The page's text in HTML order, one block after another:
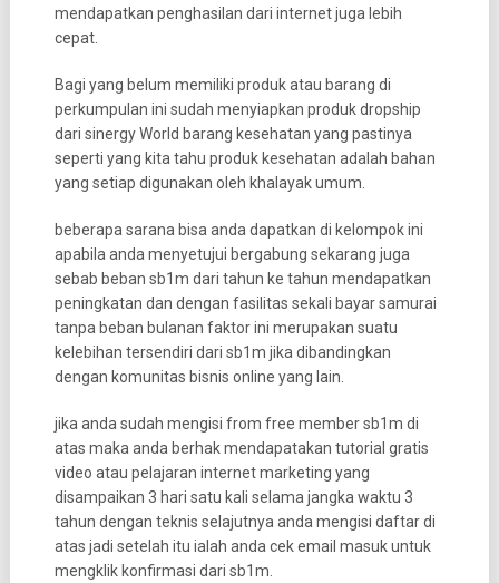
mendapatkan penghasilan dari internet juga lebih
cepat.
Bagi yang belum memiliki produk atau barang di
perkumpulan ini sudah menyiapkan produk dropship
dari sinergy World barang kesehatan yang pastinya
seperti yang kita tahu produk kesehatan adalah bahan
yang setiap digunakan oleh khalayak umum.
beberapa sarana bisa anda dapatkan di kelompok ini
apabila anda menyetujui bergabung sekarang juga
sebab beban sb1m dari tahun ke tahun mendapatkan
peningkatan dan dengan fasilitas sekali bayar samurai
tanpa beban bulanan faktor ini merupakan suatu
kelebihan tersendiri dari sb1m jika dibandingkan
dengan komunitas bisnis online yang lain.
jika anda sudah mengisi from free member sb1m di
atas maka anda berhak mendapatakan tutorial gratis
video atau pelajaran internet marketing yang
disampaikan 3 hari satu kali selama jangka waktu 3
tahun dengan teknis selajutnya anda mengisi daftar di
atas jadi setelah itu ialah anda cek email masuk untuk
mengklik konfirmasi dari sb1m.